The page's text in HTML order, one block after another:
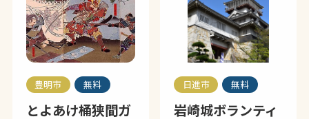
豊明市 無料
とよあけ桶狭間ガ
日進市 無料
岩崎城ボランティ